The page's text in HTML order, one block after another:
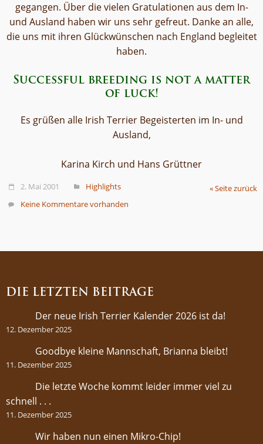
gegangen. Über die vielen Gratulationen aus dem In-
und Ausland haben wir uns sehr gefreut. Danke an alle,
die uns mit ihren Glückwünschen nach England begleitet
haben.
Successful breeding is not a matter
of luck!
Es grüßen alle Irish Terrier Begeisterten im In- und
Ausland,
Karina Kirch und Hans Grüttner
« Seite zurück
2. Mai 2001
Highlights
Keine Kommentare vorhanden
DIE LETZTEN BEITRÄGE
Der neue Irish Terrier Kalender 2026 ist da!
12. Dezember 2025
Goodbye kleine Mannschaft, Brianna bleibt!
11. Dezember 2025
Die letzte Woche kommt leider immer viel zu
schnell . . .
11. Dezember 2025
Wir haben nun einen Mikro-Chip!